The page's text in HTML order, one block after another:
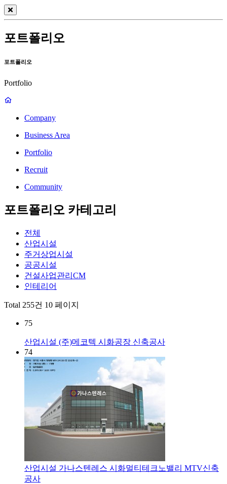
포트폴리오
포트폴리오
Portfolio
Company
Business Area
Portfolio
Recruit
Community
포트폴리오 카테고리
전체
산업시설
주거상업시설
공공시설
건설사업관리CM
인테리어
Total 255건 10 페이지
75
산업시설 (주)메코텍 시화공장 신축공사
74
산업시설 가나스텐레스 시화멀티테크노밸리 MTV신축
공사